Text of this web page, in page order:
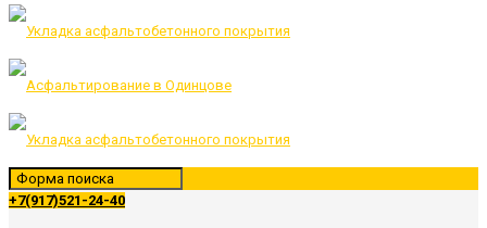
+7(917)521-24-40